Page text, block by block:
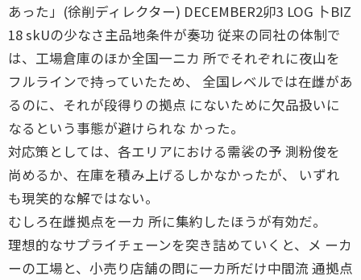
あった」(徐削ディレクター) DECEMBER2卯3 LOG 卜BIZ
18 skUの少なさ主品地条件が奏功 従来の同社の体制で
は、工場倉庫のほか全国一ニカ 所でそれぞれに夜山を
フルラインで持っていたため、 全国レベルでは在雌があ
るのに、それが段得りの拠点 にないために欠品扱いに
なるという事態が避けられな かった。
対応策としては、各エリアにおける需裟の予 測粉俊を
尚めるか、在庫を積み上げるしかなかったが、 いずれ
も現笑的な解ではない。
むしろ在雌拠点を一カ 所に集約したほうが有効だ。
理想的なサプライチェーンを突き詰めていくと、メ ーカ
ーの工場と、小売り店舗の問に一カ所だけ中間流 通拠点